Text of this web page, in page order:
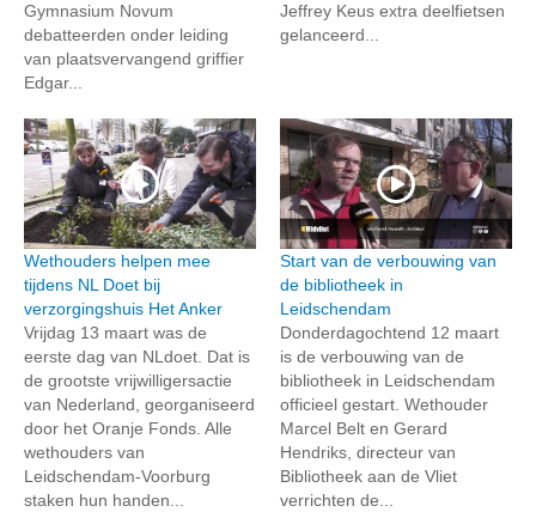
Gymnasium Novum
debatteerden onder leiding
van plaatsvervangend griffier
Edgar...
Jeffrey Keus extra deelfietsen
gelanceerd...
Wethouders helpen mee
tijdens NL Doet bij
verzorgingshuis Het Anker
Vrijdag 13 maart was de
eerste dag van NLdoet. Dat is
de grootste vrijwilligersactie
van Nederland, georganiseerd
door het Oranje Fonds. Alle
wethouders van
Leidschendam-Voorburg
staken hun handen...
Start van de verbouwing van
de bibliotheek in
Leidschendam
Donderdagochtend 12 maart
is de verbouwing van de
bibliotheek in Leidschendam
officieel gestart. Wethouder
Marcel Belt en Gerard
Hendriks, directeur van
Bibliotheek aan de Vliet
verrichten de...